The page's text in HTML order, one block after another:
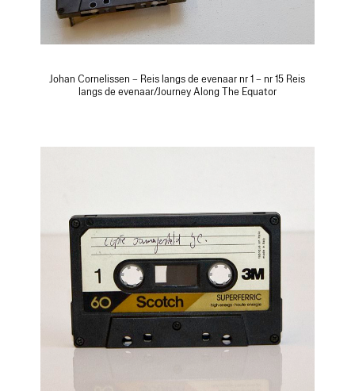
Johan Cornelissen – Reis langs de evenaar nr 1 – nr 15 Reis
langs de evenaar/Journey Along The Equator